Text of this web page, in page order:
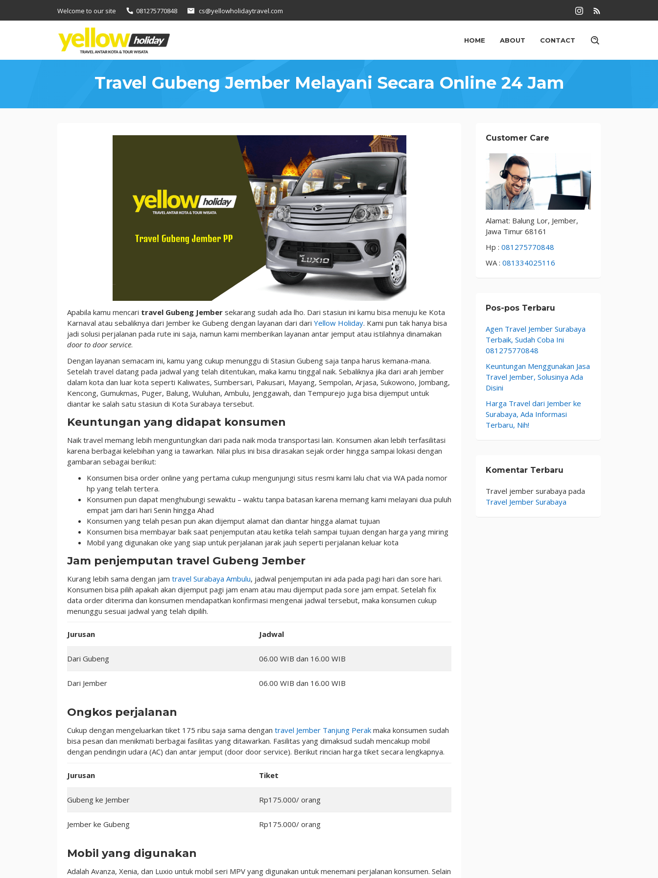
Welcome to our site 081275770848 cs@yellowholidaytravel.com
HOME ABOUT CONTACT
Travel Gubeng Jember Melayani Secara Online 24 Jam
Apabila kamu mencari travel Gubeng Jember sekarang sudah ada lho. Dari stasiun ini kamu bisa menuju ke Kota
Karnaval atau sebaliknya dari Jember ke Gubeng dengan layanan dari dari Yellow Holiday. Kami pun tak hanya bisa
jadi solusi perjalanan pada rute ini saja, namun kami memberikan layanan antar jemput atau istilahnya dinamakan
door to door service.
Dengan layanan semacam ini, kamu yang cukup menunggu di Stasiun Gubeng saja tanpa harus kemana-mana.
Setelah travel datang pada jadwal yang telah ditentukan, maka kamu tinggal naik. Sebaliknya jika dari arah Jember
dalam kota dan luar kota seperti Kaliwates, Sumbersari, Pakusari, Mayang, Sempolan, Arjasa, Sukowono, Jombang,
Kencong, Gumukmas, Puger, Balung, Wuluhan, Ambulu, Jenggawah, dan Tempurejo juga bisa dijemput untuk
diantar ke salah satu stasiun di Kota Surabaya tersebut.
Keuntungan yang didapat konsumen
Naik travel memang lebih menguntungkan dari pada naik moda transportasi lain. Konsumen akan lebih terfasilitasi
karena berbagai kelebihan yang ia tawarkan. Nilai plus ini bisa dirasakan sejak order hingga sampai lokasi dengan
gambaran sebagai berikut:
Konsumen bisa order online yang pertama cukup mengunjungi situs resmi kami lalu chat via WA pada nomor
hp yang telah tertera.
Konsumen pun dapat menghubungi sewaktu – waktu tanpa batasan karena memang kami melayani dua puluh
empat jam dari hari Senin hingga Ahad
Konsumen yang telah pesan pun akan dijemput alamat dan diantar hingga alamat tujuan
Konsumen bisa membayar baik saat penjemputan atau ketika telah sampai tujuan dengan harga yang miring
Mobil yang digunakan oke yang siap untuk perjalanan jarak jauh seperti perjalanan keluar kota
Jam penjemputan travel Gubeng Jember
Kurang lebih sama dengan jam travel Surabaya Ambulu, jadwal penjemputan ini ada pada pagi hari dan sore hari.
Konsumen bisa pilih apakah akan dijemput pagi jam enam atau mau dijemput pada sore jam empat. Setelah fix
data order diterima dan konsumen mendapatkan konfirmasi mengenai jadwal tersebut, maka konsumen cukup
menunggu sesuai jadwal yang telah dipilih.
Jurusan Jadwal
Dari Gubeng 06.00 WIB dan 16.00 WIB
Dari Jember 06.00 WIB dan 16.00 WIB
Ongkos perjalanan
Cukup dengan mengeluarkan tiket 175 ribu saja sama dengan travel Jember Tanjung Perak maka konsumen sudah
bisa pesan dan menikmati berbagai fasilitas yang ditawarkan. Fasilitas yang dimaksud sudah mencakup mobil
dengan pendingin udara (AC) dan antar jemput (door door service). Berikut rincian harga tiket secara lengkapnya.
Jurusan Tiket
Gubeng ke Jember Rp175.000/ orang
Jember ke Gubeng Rp175.000/ orang
Mobil yang digunakan
Adalah Avanza, Xenia, dan Luxio untuk mobil seri MPV yang digunakan untuk menemani perjalanan konsumen. Selain
Customer Care
Alamat: Balung Lor, Jember,
Jawa Timur 68161
Hp : 081275770848
WA : 081334025116
Pos-pos Terbaru
Agen Travel Jember Surabaya
Terbaik, Sudah Coba Ini
081275770848
Keuntungan Menggunakan Jasa
Travel Jember, Solusinya Ada
Disini
Harga Travel dari Jember ke
Surabaya, Ada Informasi
Terbaru, Nih!
Komentar Terbaru
Travel jember surabaya pada
Travel Jember Surabaya